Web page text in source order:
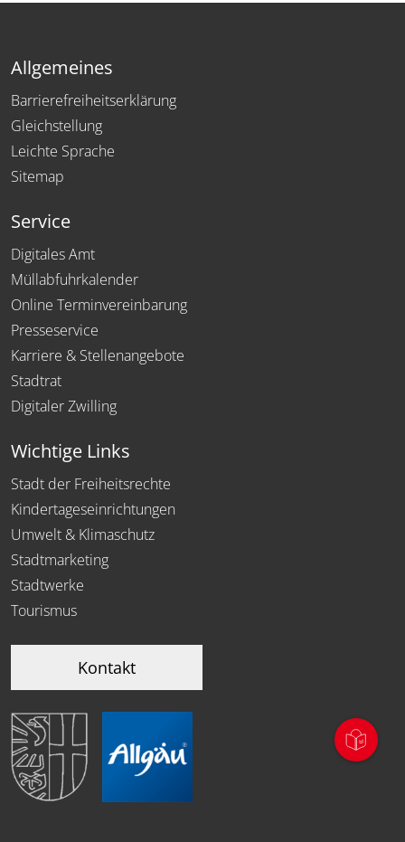
Allgemeines
Barrierefreiheitserklärung
Gleichstellung
Leichte Sprache
Sitemap
Service
Digitales Amt
Müllabfuhrkalender
Online Terminvereinbarung
Presseservice
Karriere & Stellenangebote
Stadtrat
Digitaler Zwilling
Wichtige Links
Stadt der Freiheitsrechte
Kindertageseinrichtungen
Umwelt & Klimaschutz
Stadtmarketing
Stadtwerke
Tourismus
Kontakt